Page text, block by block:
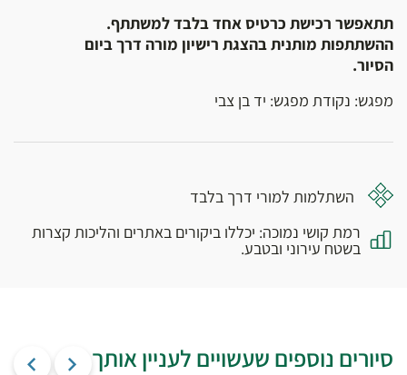
תתאפשר רכישת כרטיס אחד בלבד למשתתף.
ההשתתפות מותנית בהצגת רישיון מורה דרך ביום
הסיור.
מפגש: נקודת מפגש: יד בן צבי
השתלמות למורי דרך בלבד
רמת קושי נמוכה: יכללו ביקורים באתרים והליכות קצרות
בשטח עירוני ובטבע.
סיורים נוספים שעשויים לעניין אותך